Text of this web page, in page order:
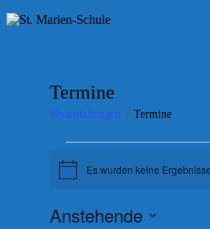
Termine
Veranstaltungen Termine
HinweisEs wurden keine
Anstehende